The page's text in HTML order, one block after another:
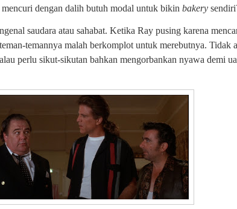
dengan dalih butuh modal untuk bikin bakery
saudara atau sahabat. Ketika Ray pusing karena
temannya malah berkomplot untuk merebutnya. Tidak
perlu sikut-sikutan bahkan mengorbankan nyawa demi